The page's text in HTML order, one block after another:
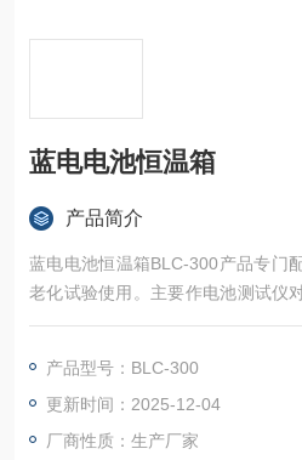
蓝电电池恒温箱
产品简介
蓝电电池恒温箱BLC-300产品专门
老化试验使用。主要作电池测试仪
充放电的测试，提供长周期可靠的
产品型号：BLC-300
更新时间：2025-12-04
厂商性质：生产厂家